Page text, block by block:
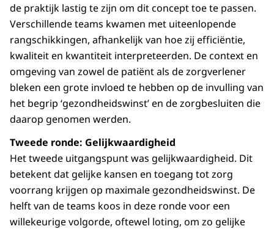
de praktijk lastig te zijn om dit concept toe te passen.
Verschillende teams kwamen met uiteenlopende
rangschikkingen, afhankelijk van hoe zij efficiëntie,
kwaliteit en kwantiteit interpreteerden. De context en
omgeving van zowel de patiënt als de zorgverlener
bleken een grote invloed te hebben op de invulling van
het begrip ‘gezondheidswinst’ en de zorgbesluiten die
daarop genomen werden.
Tweede ronde: Gelijkwaardigheid
Het tweede uitgangspunt was gelijkwaardigheid. Dit
betekent dat gelijke kansen en toegang tot zorg
voorrang krijgen op maximale gezondheidswinst. De
helft van de teams koos in deze ronde voor een
willekeurige volgorde, oftewel loting, om zo gelijke